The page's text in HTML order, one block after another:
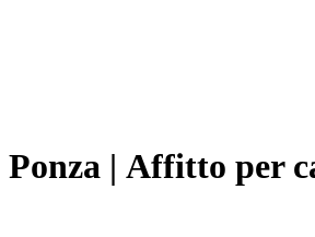
Ponza | Affitto per